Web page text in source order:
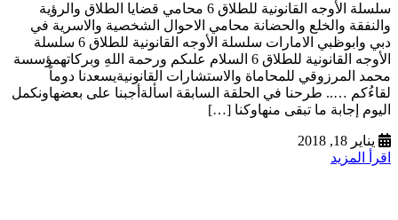
سلسلة الأوجه القانونية للطلاق 6 محامي قضايا الطلاق والرؤية
والنفقة والخلع والحضانة محامي الاحوال الشخصية والاسرية في
دبي وابوظبي الامارات سلسلة الأوجه القانونية للطلاق 6 سلسلة
الأوجه القانونية للطلاق 6 السلام علىكم ورحمة اللهِ وبركاتهمؤسسة
محمد المرزوقي للمحاماة والاستشارات القانونيةيسعدنا دوماً
لقاءُكم ….. طرحنا في الحلقة السابقة اسألةأجبنا على بعضهاونكمل
اليوم إجابة ما تبقى منهاوكنا […]
يناير 18, 2018
اقرأ المزيد